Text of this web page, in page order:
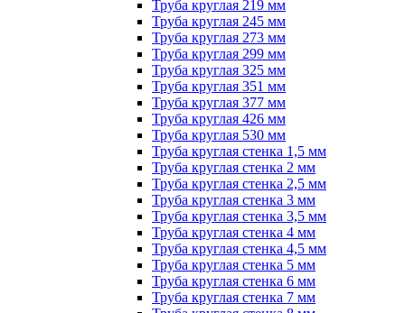
Труба круглая 219 мм
Труба круглая 245 мм
Труба круглая 273 мм
Труба круглая 299 мм
Труба круглая 325 мм
Труба круглая 351 мм
Труба круглая 377 мм
Труба круглая 426 мм
Труба круглая 530 мм
Труба круглая стенка 1,5 мм
Труба круглая стенка 2 мм
Труба круглая стенка 2,5 мм
Труба круглая стенка 3 мм
Труба круглая стенка 3,5 мм
Труба круглая стенка 4 мм
Труба круглая стенка 4,5 мм
Труба круглая стенка 5 мм
Труба круглая стенка 6 мм
Труба круглая стенка 7 мм